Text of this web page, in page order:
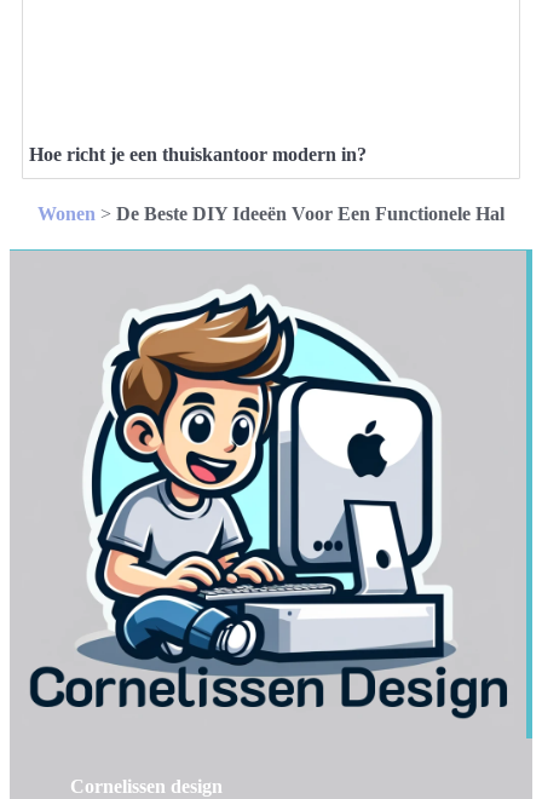
Hoe richt je een thuiskantoor modern in?
Wonen > De Beste DIY Ideeën Voor Een Functionele Hal
Cornelissen design